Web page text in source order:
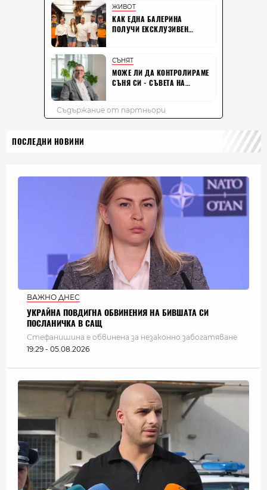
ПОСЛЕДНИ НОВИНИ
ВАЖНО ДНЕС
УКРАЙНА ПОВДИГНА ОБВИНЕНИЯ НА БИВШАТА СИ
ПОСЛАНИЧКА В САЩ
Стефанишина е обвинена за незаконно забогатяване
19:29 - 05.08.2026